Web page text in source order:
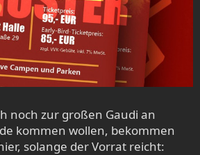
noch zur großen Gaudi an
kommen wollen, bekommen
solange der Vorrat reicht: